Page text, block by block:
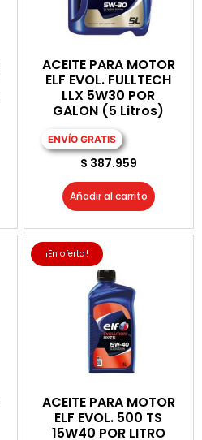
ACEITE PARA MOTOR
ELF EVOL. FULLTECH
LLX 5W30 POR
GALON (5 Litros)
ENVÍO GRATIS
$ 387.959
Añadir al carrito
¡En oferta!
ACEITE PARA MOTOR
ELF EVOL. 500 TS
15W40 POR LITRO